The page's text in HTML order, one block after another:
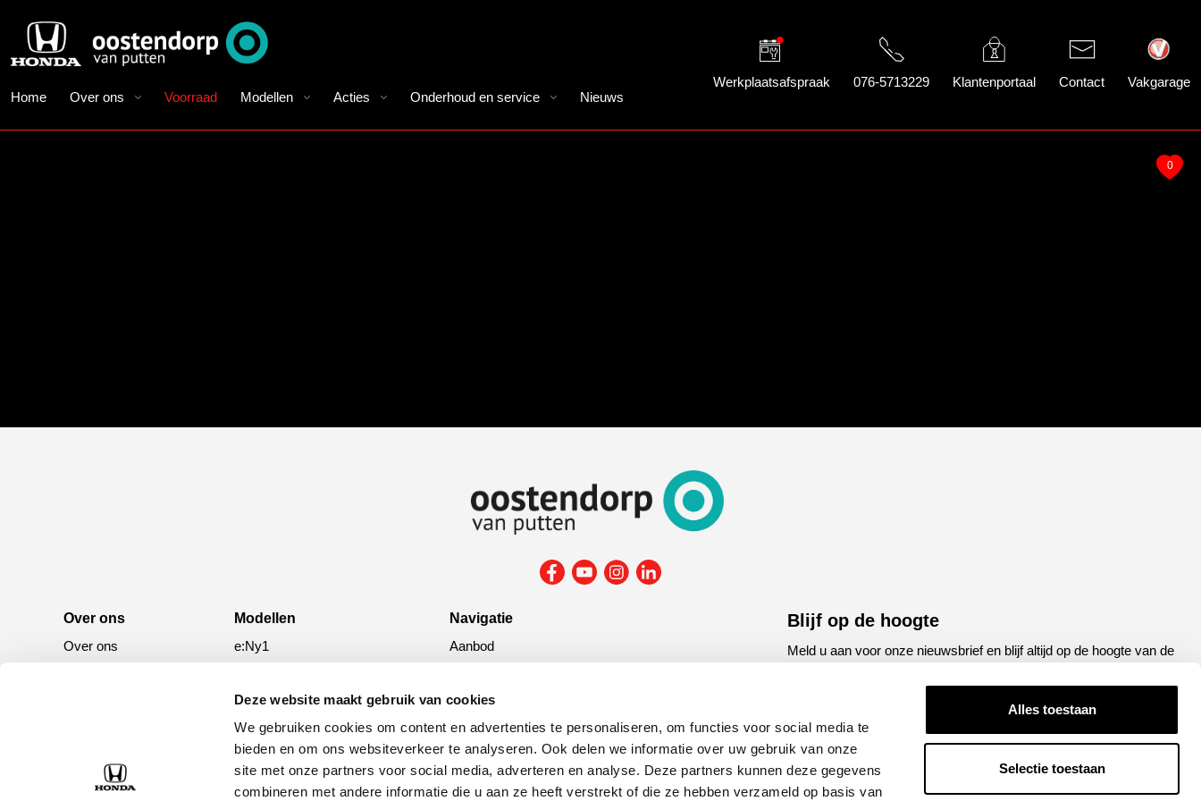
Deze website maakt gebruik van cookies
We gebruiken cookies om content en advertenties te personaliseren, om functies voor social media te
bieden en om ons websiteverkeer te analyseren. Ook delen we informatie over uw gebruik van onze
site met onze partners voor social media, adverteren en analyse. Deze partners kunnen deze gegevens
combineren met andere informatie die u aan ze heeft verstrekt of die ze hebben verzameld op basis van
Alles toestaan
Selectie toestaan
Home Over ons Voorraad Modellen Acties Onderhoud en service Nieuws
Werkplaatsafspraak 076-5713229 Klantenportaal Contact Vakgarage
0
Over ons
Over ons
Modellen
e:Ny1
CR-V e:HEV &
e:PHEV
HR-V e:HEV
Civic e:HEV
Jazz e:HEV
Navigatie
Aanbod
Verzekering
Blijf op de hoogte
Meld u aan voor onze nieuwsbrief en blijf altijd op de hoogte van de
mailadres
CAPTCHA